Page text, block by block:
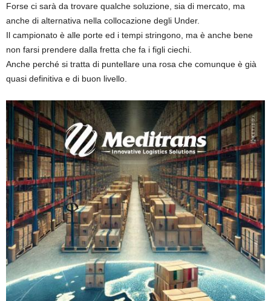
Forse ci sarà da trovare qualche soluzione, sia di mercato, ma
anche di alternativa nella collocazione degli Under.
Il campionato è alle porte ed i tempi stringono, ma è anche bene
non farsi prendere dalla fretta che fa i figli ciechi.
Anche perché si tratta di puntellare una rosa che comunque è già
quasi definitiva e di buon livello.